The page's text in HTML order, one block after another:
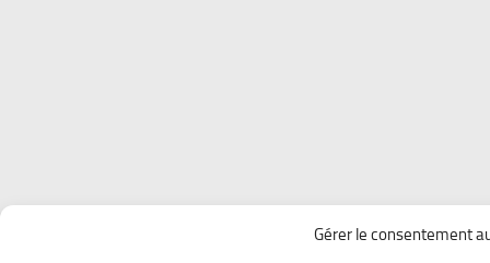
Gérer le consentement